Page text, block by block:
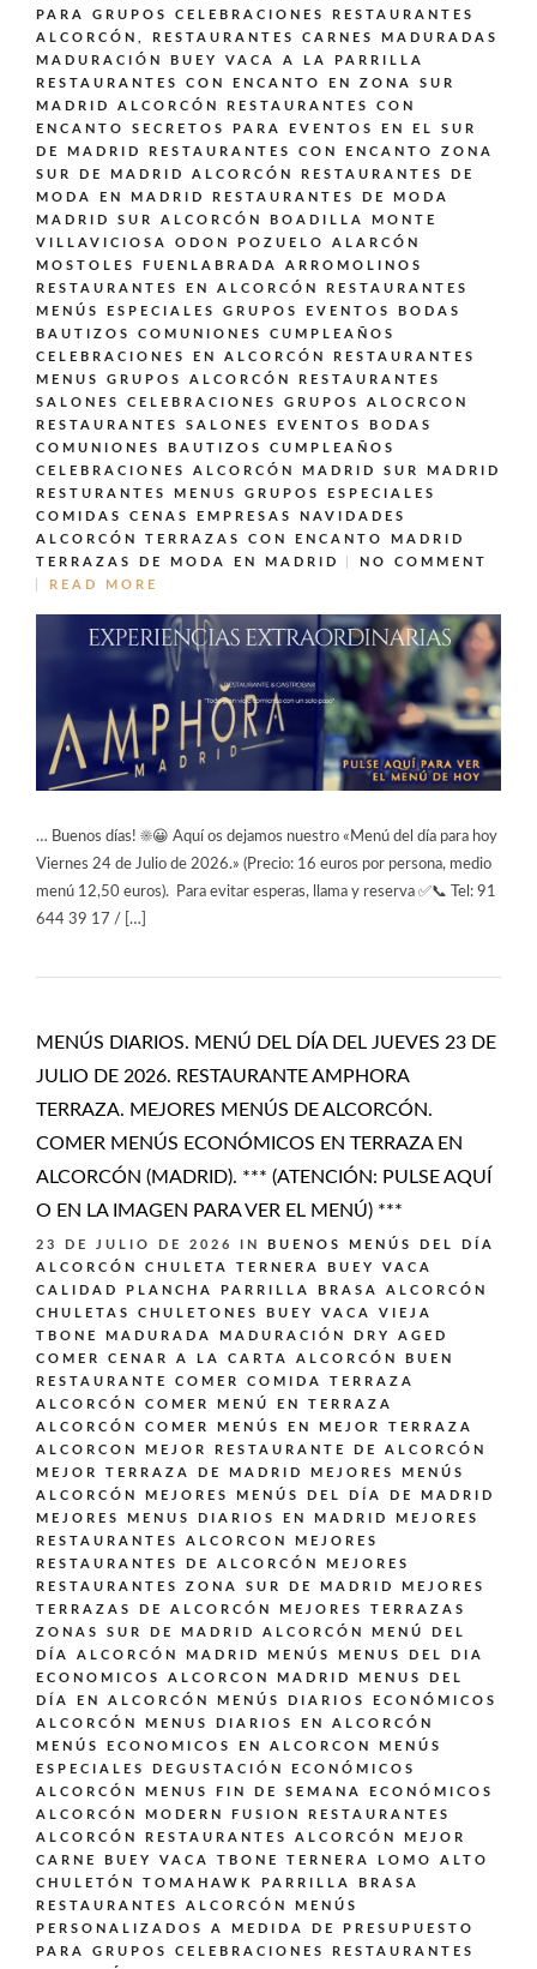
PARA GRUPOS CELEBRACIONES
RESTAURANTES
ALCORCÓN,
RESTAURANTES CARNES MADURADAS
MADURACIÓN BUEY VACA A LA PARRILLA
RESTAURANTES CON ENCANTO EN ZONA SUR
MADRID ALCORCÓN
RESTAURANTES CON
ENCANTO SECRETOS PARA EVENTOS EN EL SUR
DE MADRID
RESTAURANTES CON ENCANTO ZONA
SUR DE MADRID ALCORCÓN
RESTAURANTES DE
MODA EN MADRID
RESTAURANTES DE MODA
MADRID SUR ALCORCÓN BOADILLA MONTE
VILLAVICIOSA ODON POZUELO ALARCÓN
MOSTOLES FUENLABRADA ARROMOLINOS
RESTAURANTES EN ALCORCÓN
RESTAURANTES
MENÚS ESPECIALES GRUPOS EVENTOS BODAS
BAUTIZOS COMUNIONES CUMPLEAÑOS
CELEBRACIONES EN ALCORCÓN
RESTAURANTES
MENUS GRUPOS ALCORCÓN
RESTAURANTES
SALONES CELEBRACIONES GRUPOS ALOCRCON
RESTAURANTES SALONES EVENTOS BODAS
COMUNIONES BAUTIZOS CUMPLEAÑOS
CELEBRACIONES ALCORCÓN MADRID SUR MADRID
RESTURANTES MENUS GRUPOS ESPECIALES
COMIDAS CENAS EMPRESAS NAVIDADES
ALCORCÓN
TERRAZAS CON ENCANTO MADRID
TERRAZAS DE MODA EN MADRID
NO COMMENT
READ MORE
… Buenos días! ☀️😀 Aquí os dejamos nuestro «Menú del día para hoy
Viernes 24 de Julio de 2026.» (Precio: 16 euros por persona, medio
menú 12,50 euros). Para evitar esperas, llama y reserva ✅📞 Tel: 91
644 39 17 / […]
MENÚS DIARIOS. MENÚ DEL DÍA DEL JUEVES 23 DE
JULIO DE 2026. RESTAURANTE AMPHORA
TERRAZA. MEJORES MENÚS DE ALCORCÓN.
COMER MENÚS ECONÓMICOS EN TERRAZA EN
ALCORCÓN (MADRID). *** (ATENCIÓN: PULSE AQUÍ
O EN LA IMAGEN PARA VER EL MENÚ) ***
23 DE JULIO DE 2026 IN
BUENOS MENÚS DEL DÍA
ALCORCÓN
CHULETA TERNERA BUEY VACA
CALIDAD PLANCHA PARRILLA BRASA ALCORCÓN
CHULETAS CHULETONES BUEY VACA VIEJA
TBONE MADURADA MADURACIÓN DRY AGED
COMER CENAR A LA CARTA ALCORCÓN BUEN
RESTAURANTE
COMER COMIDA TERRAZA
ALCORCÓN
COMER MENÚ EN TERRAZA
ALCORCÓN
COMER MENÚS EN MEJOR TERRAZA
ALCORCON
MEJOR RESTAURANTE DE ALCORCÓN
MEJOR TERRAZA DE MADRID
MEJORES MENÚS
ALCORCÓN
MEJORES MENÚS DEL DÍA DE MADRID
MEJORES MENUS DIARIOS EN MADRID
MEJORES
RESTAURANTES ALCORCON
MEJORES
RESTAURANTES DE ALCORCÓN
MEJORES
RESTAURANTES ZONA SUR DE MADRID
MEJORES
TERRAZAS DE ALCORCÓN
MEJORES TERRAZAS
ZONAS SUR DE MADRID ALCORCÓN
MENÚ DEL
DÍA ALCORCÓN MADRID
MENÚS
MENUS DEL DIA
ECONOMICOS ALCORCON MADRID
MENUS DEL
DÍA EN ALCORCÓN
MENÚS DIARIOS ECONÓMICOS
ALCORCÓN
MENUS DIARIOS EN ALCORCÓN
MENÚS ECONOMICOS EN ALCORCON
MENÚS
ESPECIALES DEGUSTACIÓN ECONÓMICOS
ALCORCÓN
MENUS FIN DE SEMANA ECONÓMICOS
ALCORCÓN
MODERN FUSION
RESTAURANTES
ALCORCÓN
RESTAURANTES ALCORCÓN MEJOR
CARNE BUEY VACA TBONE TERNERA LOMO ALTO
CHULETÓN TOMAHAWK PARRILLA BRASA
RESTAURANTES ALCORCÓN MENÚS
PERSONALIZADOS A MEDIDA DE PRESUPUESTO
PARA GRUPOS CELEBRACIONES
RESTAURANTES